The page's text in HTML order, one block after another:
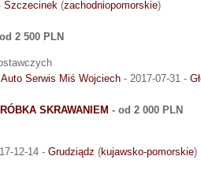
Szczecinek (zachodniopomorskie)
2 500 PLN
Serwis Miś Wojciech - 2017-07-31 -
SKRAWANIEM - od 2 000 PLN
12-14 - Grudziądz (kujawsko-pomorskie)